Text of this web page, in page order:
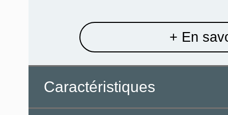
+ En
Caractéristiques